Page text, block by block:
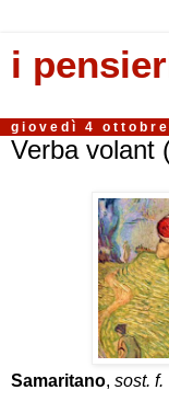
i
giovedì 4 ottobre
Verba volant
Samaritano, sost. f.